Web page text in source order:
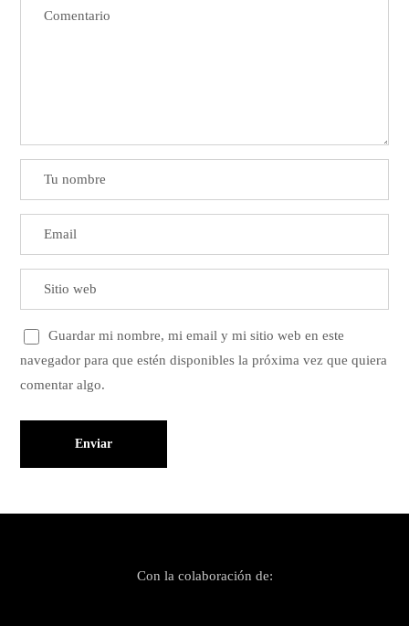
Guardar mi nombre, mi email y mi sitio web en este
navegador para que estén disponibles la próxima vez que quiera
comentar algo.
Con la colaboración de: